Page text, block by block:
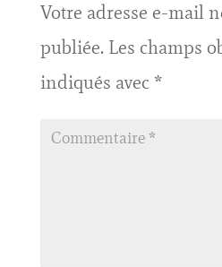
Votre adresse e-mail
publiée. Les champs
indiqués avec *